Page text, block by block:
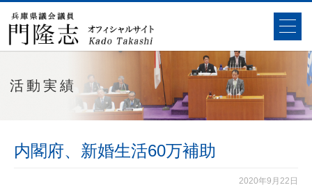
活動実績
内閣府、新婚生活60万補助
2020年9月22日